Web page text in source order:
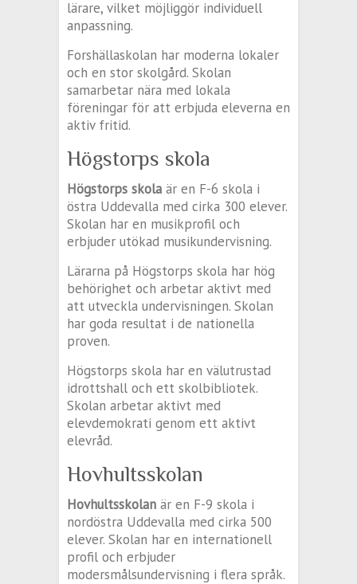
lärare, vilket möjliggör individuell
anpassning.
Forshällaskolan har moderna lokaler
och en stor skolgård. Skolan
samarbetar nära med lokala
föreningar för att erbjuda eleverna en
aktiv fritid.
Högstorps skola
Högstorps skola är en F-6 skola i
östra Uddevalla med cirka 300 elever.
Skolan har en musikprofil och
erbjuder utökad musikundervisning.
Lärarna på Högstorps skola har hög
behörighet och arbetar aktivt med
att utveckla undervisningen. Skolan
har goda resultat i de nationella
proven.
Högstorps skola har en välutrustad
idrottshall och ett skolbibliotek.
Skolan arbetar aktivt med
elevdemokrati genom ett aktivt
elevråd.
Hovhultsskolan
Hovhultsskolan är en F-9 skola i
nordöstra Uddevalla med cirka 500
elever. Skolan har en internationell
profil och erbjuder
modersmålsundervisning i flera språk.